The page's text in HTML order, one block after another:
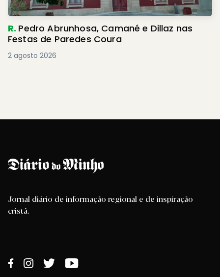
R. Pedro Abrunhosa, Camané e Dillaz nas
Festas de Paredes Coura
2 agosto 2026
Jornal diário de informação regional e de inspiração
cristã.